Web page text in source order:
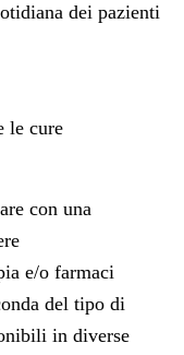
dei pazienti
le cure
con una
e/o farmaci
del tipo di
in diverse